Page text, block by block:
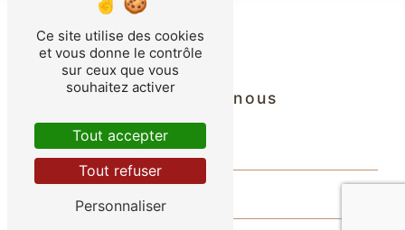
Contactez-nous
Ce site utilise des cookies
et vous donne le contrôle
sur ceux que vous
souhaitez activer
Tout accepter
Tout refuser
Personnaliser